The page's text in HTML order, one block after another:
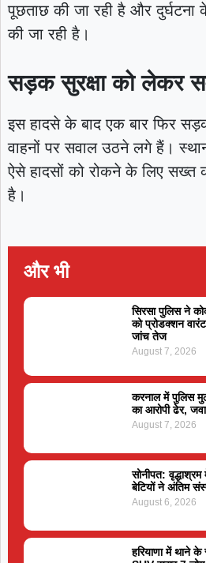
पूछताछ की जा रही है और दुर्घटना
की जा रही है।
सड़क सुरक्षा को लेकर
इस हादसे के बाद एक बार फिर
वाहनों पर सवाल उठने लगे हैं।
ऐसे हादसों को रोकने के लिए सख्त
है।
और भी
सिरसा पुलिस ने
को प्रोडक्शन
जांच तेज
August 7, 2026
करनाल में पुलिस
का आरोपी ढेर,
August 7, 2026
सोनीपत: वृद्धाश्रम
बेटियों ने अंतिम
August 6, 2026
हरियाणा में थाने के